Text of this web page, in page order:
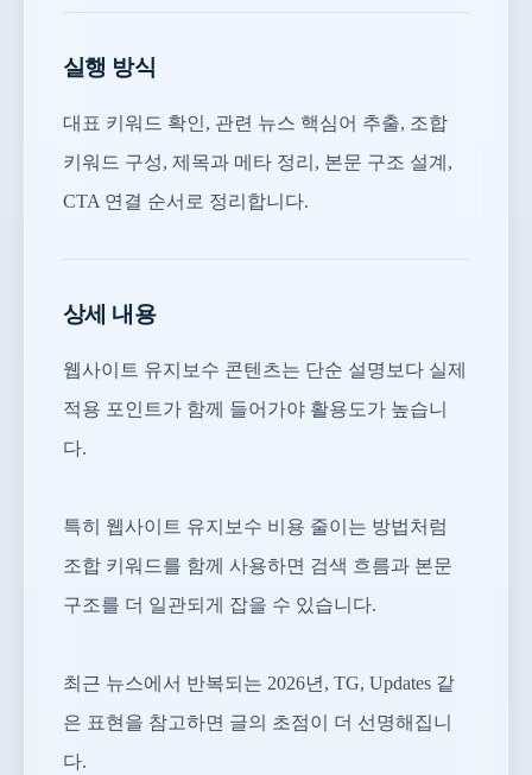
실행 방식
대표 키워드 확인, 관련 뉴스 핵심어 추출, 조합
키워드 구성, 제목과 메타 정리, 본문 구조 설계,
CTA 연결 순서로 정리합니다.
상세 내용
웹사이트 유지보수 콘텐츠는 단순 설명보다 실제
적용 포인트가 함께 들어가야 활용도가 높습니
다.
특히 웹사이트 유지보수 비용 줄이는 방법처럼
조합 키워드를 함께 사용하면 검색 흐름과 본문
구조를 더 일관되게 잡을 수 있습니다.
최근 뉴스에서 반복되는 2026년, TG, Updates 같
은 표현을 참고하면 글의 초점이 더 선명해집니
다.